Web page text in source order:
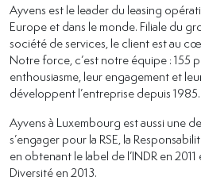
Ayvens est le leader du leasing
Europe et dans le monde. Filiale du
société de services, le client est au
Notre force, c’est notre équipe : 155
enthousiasme, leur engagement et
développent l’entreprise depuis 1985.
Ayvens à Luxembourg est aussi une
s’engager pour la RSE, la
en obtenant le label de l’INDR en
Diversité en 2013.